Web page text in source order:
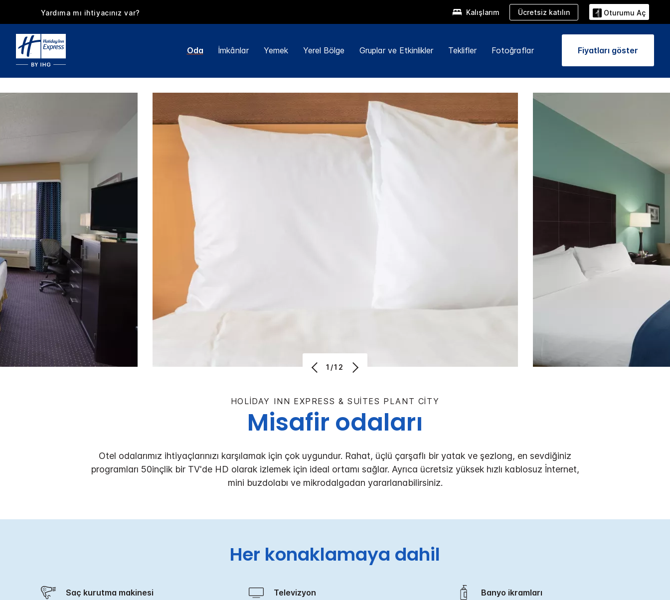
Yardıma mı ihtiyacınız var? Kalışlarım Ücretsiz katılın Oturumu Aç
Oda İmkânlar Yemek Yerel Bölge Gruplar ve Etkinlikler Teklifler Fotoğraflar Fiyatları göster
1/12
HOLIDAY INN EXPRESS & SUITES PLANT CITY
Misafir odaları
Otel odalarımız ihtiyaçlarınızı karşılamak için çok uygundur. Rahat, üçlü çarşaflı bir yatak ve şezlong, en sevdiğiniz
programları 50inçlik bir TV'de HD olarak izlemek için ideal ortamı sağlar. Ayrıca ücretsiz yüksek hızlı kablosuz İnternet,
mini buzdolabı ve mikrodalgadan yararlanabilirsiniz.
Her konaklamaya dahil
Saç kurutma makinesi Televizyon Banyo ikramları